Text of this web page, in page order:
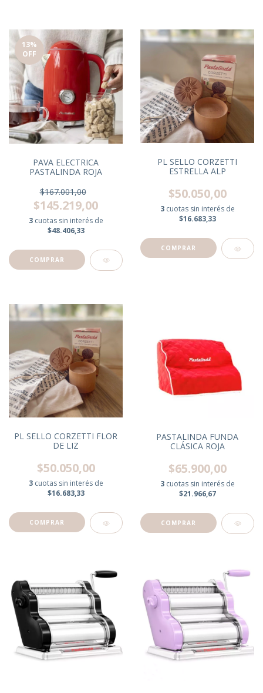
13%
OFF
PAVA ELECTRICA
PASTALINDA ROJA
$167.001,00
$145.219,00
3 cuotas sin interés de
$48.406,33
PL SELLO CORZETTI
ESTRELLA ALP
$50.050,00
3 cuotas sin interés de
$16.683,33
PL SELLO CORZETTI FLOR
DE LIZ
$50.050,00
3 cuotas sin interés de
$16.683,33
PASTALINDA FUNDA
CLÁSICA ROJA
$65.900,00
3 cuotas sin interés de
$21.966,67